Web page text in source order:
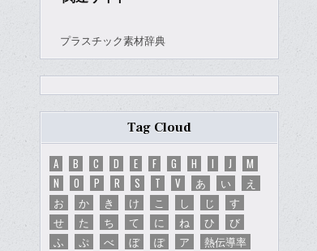
プラスチック素材辞典
Tag Cloud
A B C D E F G H I J
M
N
O P R S T V あ い
え
お
か き け こ し じ
す
せ
た ち て に ね ひ
び
ふ
ぷ べ ぼ ぽ ア
熱伝導率